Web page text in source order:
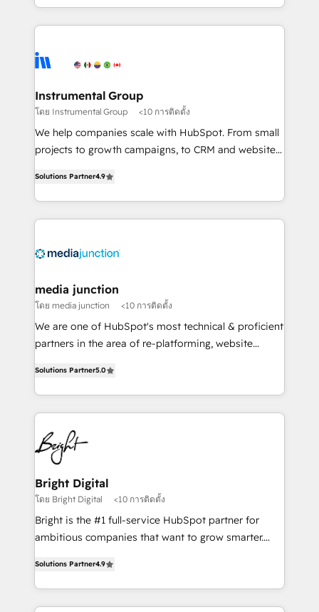
hands you the blend of HubSpot expertise &
eminent solutions & integrations. Trust us to
Elite Partners with 10+ years of HubSpot experience
Premier Partner 2023 🌟5 HubSpot Accreditations 🌟
Won HubSpot Theme Challenge 2021 🌟INBOUND’19
HubSpot Rising Star Why us? Harnessing the full
potential of the powerful HubSpot CRM. ✔️A team of
HubSpot experience ✔️Flexible pricing models —
Hourly-fee (assigned one Dedicated HubSpot
requirement). ✔️Helped over 25,000+ customers so
Instrumental Group
โดย Instrumental Group <10 การติดตั้ง
We help companies scale with HubSpot. From small
projects to growth campaigns, to CRM and websites.
HubSpot and willing to work hand-in-hand with your
team to simplify the complex and build a better
experience for your team and customers.
Solutions Partner4.9
media junction
โดย media junction <10 การติดตั้ง
We are one of HubSpot's most technical & proficient
partners in the area of re-platforming, website
implementations for mid-market & enterprise
companies. We are woman-owned, powered by
coffee, and we ❤️ dogs. We produce award-winning
work for our clients. 🏆2023 Technical Expertise
Impact Award 🏆2022 Technical Expertise Impact
Award 🏆2022 Platform Migration Excellence Impact
Award 🏆2020 Elite Solutions Partner 🏆2019
Integrations HubSpot Impact Award 🏆2019
Marketing Enablement HubSpot Impact Award 🏆
2018 Website Design HubSpot Impact Award 🏆2017
Growth-Driven Design Agency of the Year 🏆2016
Sales Enablement HubSpot Impact Award 🏆2015
Solutions Partner5.0
Bright Digital
โดย Bright Digital <10 การติดตั้ง
Bright is the #1 full-service HubSpot partner for
ambitious companies that want to grow smarter.
developing a new website to lead generation and
digital marketing; we do it all (and with great
results)! In short, our services include: - HubSpot
Solutions Partner4.9